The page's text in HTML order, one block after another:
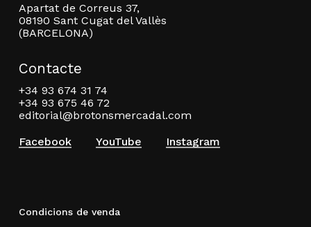
Apartat de Correus 37,
08190 Sant Cugat del Vallès
(BARCELONA)
Contacte
+34 93 674 31 74
+34 93 675 46 72
editorial@brotonsmercadal.com
Facebook
YouTube Instagram
Condicions de venda